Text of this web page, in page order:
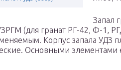
Запал
(для гранат РГ-42, Ф-1,
Корпус запала УДЗ
Основными элементами